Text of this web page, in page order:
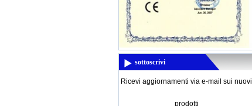
Resolutiuon:60x60 Thermal
sensitivity:0.15'C Temperature
range:-20'C~300'C(-4'F- 572'F)
Measuring accuracy:+/-2% digit...
3.5 inch LCD screen for viewing
(color) Screen resolution: QVGA
sottoscrivi
Ricevi aggiornamenti via e-mail sui nuovi
prodotti